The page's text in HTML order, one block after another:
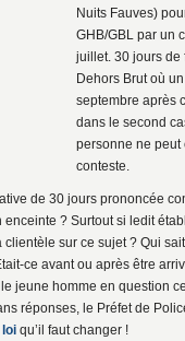
Nuits Fauves)
GHB/GBL par un
juillet. 30 jours de
Dehors Brut où
septembre après
dans le second
personne ne peut
conteste.
de 30 jours prononcée
? Surtout si ledit
sur ce sujet ? Qui
ce avant ou après être
jeune homme en question
réponses, le Préfet de
loi qu’il faut changer !